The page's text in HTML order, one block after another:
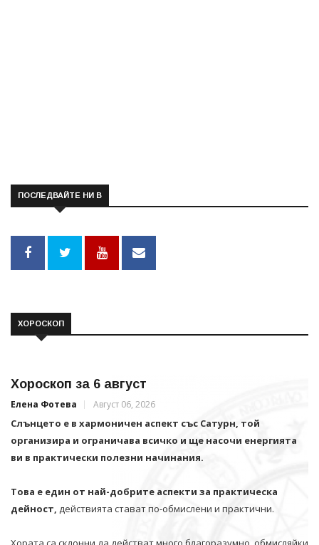
ПОСЛЕДВАЙТЕ НИ В
ХОРОСКОП
Хороскоп за 6 август
Елена Фотева Август 06, 2026
Слънцето е в хармоничен аспект със Сатурн, той
организира и ограничава всичко и щe насочи енергията
ви в практически полезни начинания.
Това е един от най-добрите аспекти за практическа
дейност, действията стават по-обмислени и практични.